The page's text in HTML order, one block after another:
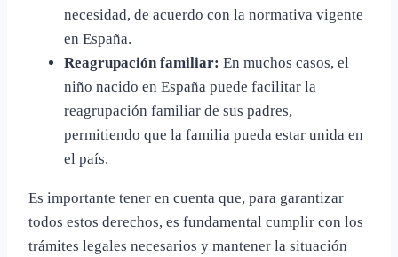
necesidad, de acuerdo con la normativa vigente
en España.
Reagrupación familiar: En muchos casos, el
niño nacido en España puede facilitar la
reagrupación familiar de sus padres,
permitiendo que la familia pueda estar unida en
el país.
Es importante tener en cuenta que, para garantizar
todos estos derechos, es fundamental cumplir con los
trámites legales necesarios y mantener la situación